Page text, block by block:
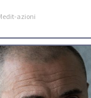
azioni